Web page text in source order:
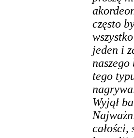
często
jeden i
tego
Wyjął
całości,